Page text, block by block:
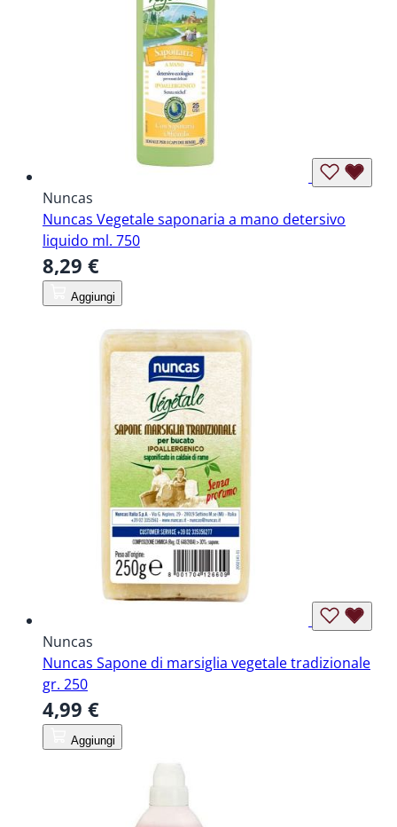
Nuncas
Nuncas Vegetale saponaria a mano detersivo
liquido ml. 750
8,29 €
Aggiungi
Nuncas
Nuncas Sapone di marsiglia vegetale tradizionale
gr. 250
4,99 €
Aggiungi